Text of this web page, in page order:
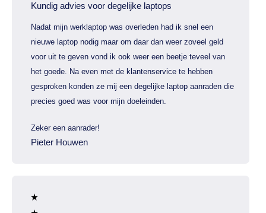
Kundig advies voor degelijke laptops
Nadat mijn werklaptop was overleden had ik snel een
nieuwe laptop nodig maar om daar dan weer zoveel geld
voor uit te geven vond ik ook weer een beetje teveel van
het goede. Na even met de klantenservice te hebben
gesproken konden ze mij een degelijke laptop aanraden die
precies goed was voor mijn doeleinden.
Zeker een aanrader!
Pieter Houwen